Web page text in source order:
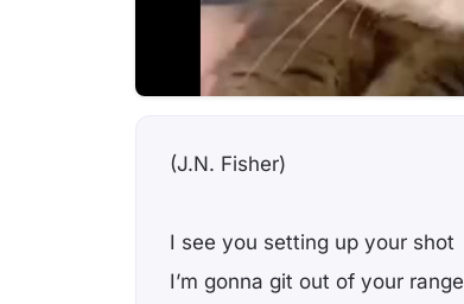
(J.N. Fisher)
I see you setting up your shot
I’m gonna git out of your range